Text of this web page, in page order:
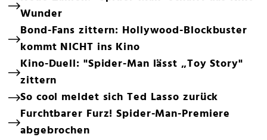
Wunder
Bond-Fans zittern: Hollywood-Blockbuster
kommt NICHT ins Kino
Kino-Duell: "Spider-Man lässt „Toy Story"
zittern
So cool meldet sich Ted Lasso zurück
Furchtbarer Furz! Spider-Man-Premiere
abgebrochen